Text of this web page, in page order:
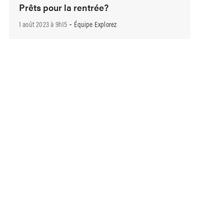
Prêts pour la rentrée?
1 août 2023 à 9h15 - Équipe Explorez